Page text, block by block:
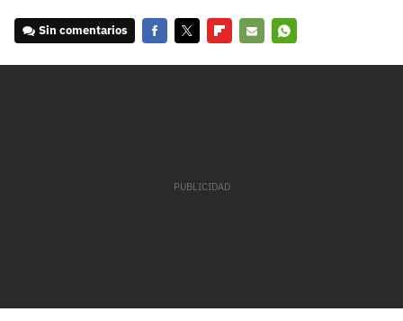
Sin comentarios